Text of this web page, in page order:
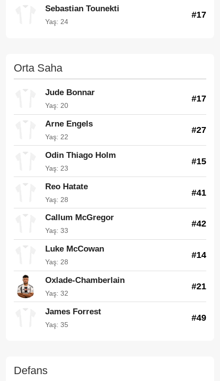
Sebastian Tounekti
Yaş: 24
#17
Orta Saha
Jude Bonnar
Yaş: 20
#17
Arne Engels
Yaş: 22
#27
Odin Thiago Holm
Yaş: 23
#15
Reo Hatate
Yaş: 28
#41
Callum McGregor
Yaş: 33
#42
Luke McCowan
Yaş: 28
#14
Oxlade-Chamberlain
Yaş: 32
#21
James Forrest
Yaş: 35
#49
Defans